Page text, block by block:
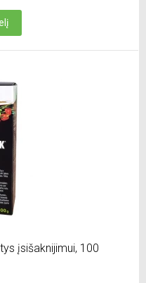
įsišaknijimui, 100